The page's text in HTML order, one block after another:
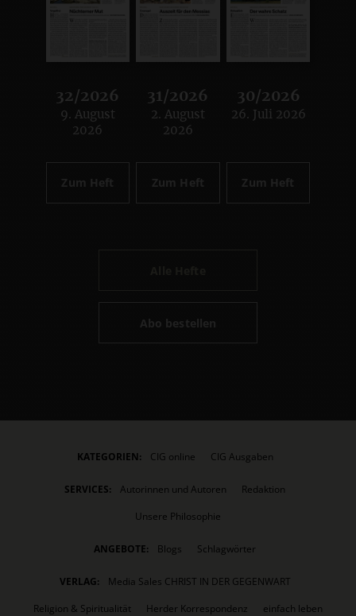
32/2026
:
9. August
2026
Zum Heft
31/2026
:
2. August
2026
Zum Heft
30/2026
:
26. Juli 2026
Zum Heft
Abo bestellen
KATEGORIEN: CIG online CIG Ausgaben
SERVICES: Autorinnen und Autoren
Redaktion
Unsere Philosophie
ANGEBOTE: Blogs Schlagwörter
VERLAG:
Media Sales CHRIST IN DER GEGENWART
Religion & Spiritualität
Herder Korrespondenz
einfach leben